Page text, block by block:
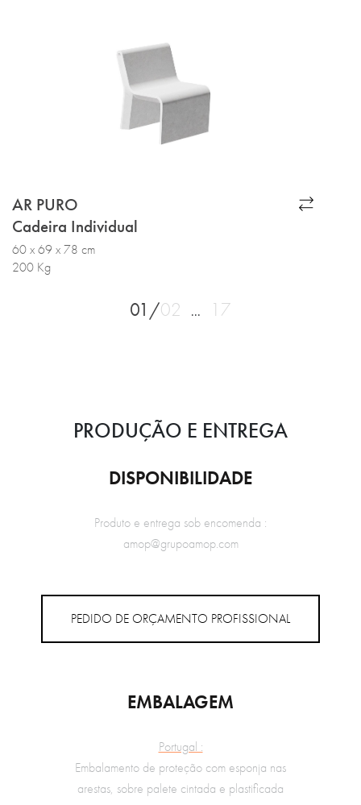
AR PURO
Cadeira Individual
60 x 69 x 78 cm
200 Kg
01/02 ... 17
PRODUÇÃO E ENTREGA
DISPONIBILIDADE
Produto e entrega sob encomenda :
amop@grupoamop.com
PEDIDO DE ORÇAMENTO PROFISSIONAL
EMBALAGEM
Portugal :
Embalamento de proteção com esponja nas
arestas, sobre palete cintada e plastificada